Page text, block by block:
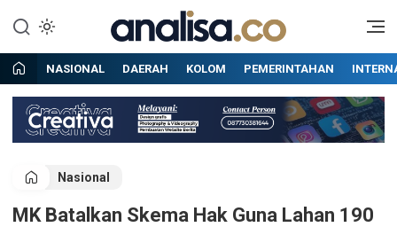
konten
Analisa
Situs berita online terpercaya
NASIONAL DAERAH KOLOM PEMERINTAHAN
Nasional
MK Batalkan Skema Hak Guna Lahan 190